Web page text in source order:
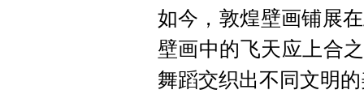
如今，敦煌壁画铺展
壁画中的飞天应上合
舞蹈交织出不同文明